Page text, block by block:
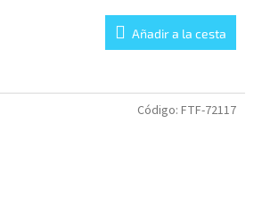
Añadir a la cesta
Código: FTF-72117